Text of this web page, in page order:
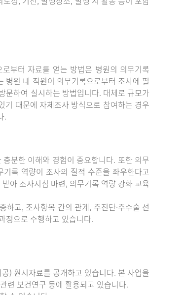
부터 자료를 얻는 방법은 병원의 의무기록
병원 내 직원이 의무기록으로부터 조사에 필
문하여 실시하는 방법입니다. 대체로 규모가
때문에 자체조사 방식으로 참여하는 경우
.
분한 이해와 경험이 중요합니다. 또한 의무
록 역량이 조사의 질적 수준을 좌우한다고
아 조사지침 마련, 의무기록 역량 강화 교육
고, 조사항목 간의 관계, 주진단·주수술 선
정으로 수행하고 있습니다.
) 원시자료를 공개하고 있습니다. 본 사업을
련 보건연구 등에 활용되고 있습니다.